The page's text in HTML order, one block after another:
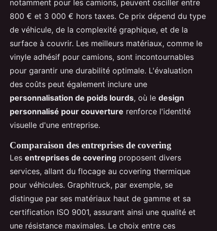
notamment pour les camions, peuvent osciller entre
800 € et 3 000 € hors taxes. Ce prix dépend du type
de véhicule, de la complexité graphique, et de la
surface à couvrir. Les meilleurs matériaux, comme le
vinyle adhésif pour camions, sont incontournables
pour garantir une durabilité optimale. L'évaluation
des coûts peut également inclure une
personnalisation de poids lourds, où le design
personnalisé pour couverture renforce l'identité
visuelle d'une entreprise.
Comparaison des entreprises de covering
Les entreprises de covering proposent divers
services, allant du flocage au covering thermique
pour véhicules. Graphitruck, par exemple, se
distingue par ses matériaux haut de gamme et sa
certification ISO 9001, assurant ainsi une qualité et
une résistance maximales. Le choix entre ces